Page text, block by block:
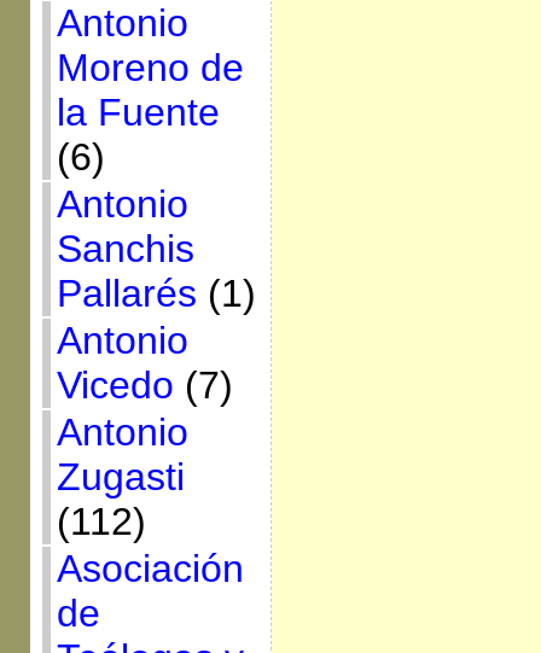
Antonio
Moreno de
la Fuente
(6)
Antonio
Sanchis
Pallarés (1)
Antonio
Vicedo (7)
Antonio
Zugasti
(112)
Asociación
de